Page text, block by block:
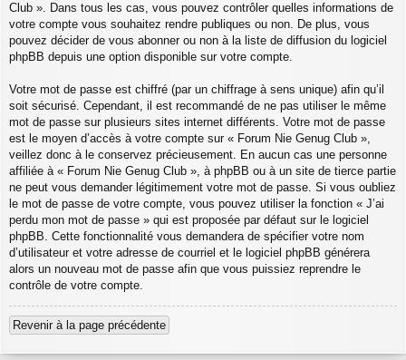
Club ». Dans tous les cas, vous pouvez contrôler quelles informations de
votre compte vous souhaitez rendre publiques ou non. De plus, vous
pouvez décider de vous abonner ou non à la liste de diffusion du logiciel
phpBB depuis une option disponible sur votre compte.
Votre mot de passe est chiffré (par un chiffrage à sens unique) afin qu’il
soit sécurisé. Cependant, il est recommandé de ne pas utiliser le même
mot de passe sur plusieurs sites internet différents. Votre mot de passe
est le moyen d’accès à votre compte sur « Forum Nie Genug Club »,
veillez donc à le conservez précieusement. En aucun cas une personne
affiliée à « Forum Nie Genug Club », à phpBB ou à un site de tierce partie
ne peut vous demander légitimement votre mot de passe. Si vous oubliez
le mot de passe de votre compte, vous pouvez utiliser la fonction « J’ai
perdu mon mot de passe » qui est proposée par défaut sur le logiciel
phpBB. Cette fonctionnalité vous demandera de spécifier votre nom
d’utilisateur et votre adresse de courriel et le logiciel phpBB générera
alors un nouveau mot de passe afin que vous puissiez reprendre le
contrôle de votre compte.
Revenir à la page précédente